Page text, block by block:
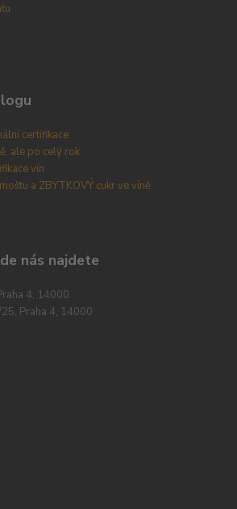
certifikace
ale po celý rok
vín
a ZBYTKOVÝ cukr ve víně
nás najdete
4, 14000
Praha 4, 14000